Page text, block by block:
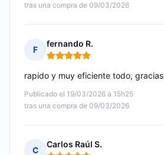
tras una compra de 09/03/2026
F
fernando R.
Nota: 5 de 5
Publicado el 19/03/2026 à 15h25
tras una compra de 09/03/2026
rapido y muy eficiente todo, gracias
C
Carlos Raúl S.